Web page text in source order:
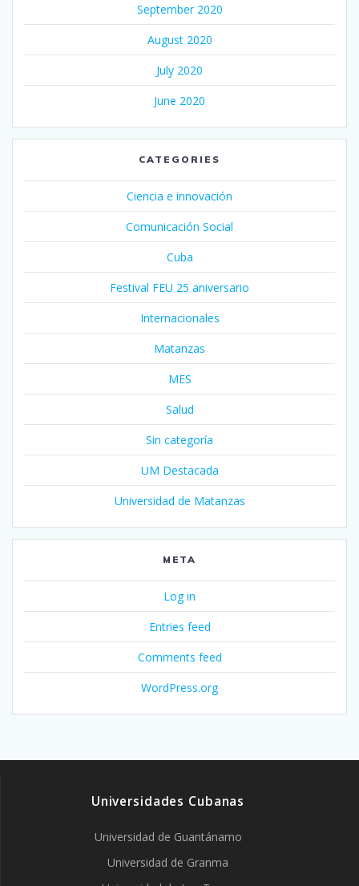
September 2020
August 2020
July 2020
June 2020
CATEGORIES
Ciencia e innovación
Comunicación Social
Cuba
Festival FEU 25 aniversario
Internacionales
Matanzas
MES
Salud
Sin categoría
UM Destacada
Universidad de Matanzas
META
Log in
Entries feed
Comments feed
WordPress.org
Universidades Cubanas
Universidad de Guantánamo
Universidad de Granma